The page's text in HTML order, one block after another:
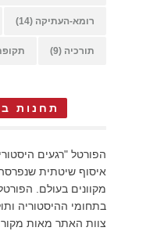
רומא-העתיקה (14)
תורכיה (9)
תחנות
הפורטל "רגעים
איסוף שיטתית
מקוונים בעולם.
בתחומי ההיסטוריה
צוות האתר מאות